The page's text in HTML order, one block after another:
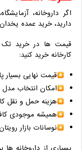
اگر داروخانه،
دارید، خرید عمده
قیمت ‌ها در خرید تک
کارخانه خرید کنید:
قیمت نهایی بسیار
امکان انتخاب
هزینه حمل ‌و نقل
همیشه موجودی
نوسانات بازار